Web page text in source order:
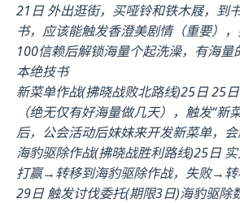
21日 外出逛街，买哑铃和铁木屐，到
书，应该能触发香澄美剧情（重要）
100信赖后解锁海量个起洗澡，有海量
本绝技书
新菜单作战(拂晓战败北路线)25日 25
（绝无仅有好海量做几天），触发“新
后，公会活动后妹妹来开发新菜单，会
海豹驱除作战(拂晓战胜利路线)25日
打赢→转移到海豹驱除作战，失败→转
29日 触发讨伐委托(期限3日)海豹驱除